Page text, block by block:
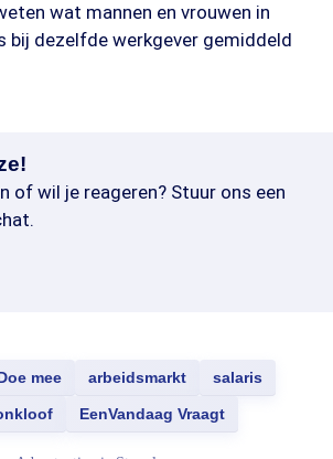
wat mannen en vrouwen in
bij dezelfde werkgever gemiddeld
of wil je reageren? Stuur ons een
mee arbeidsmarkt salaris
EenVandaag Vraagt